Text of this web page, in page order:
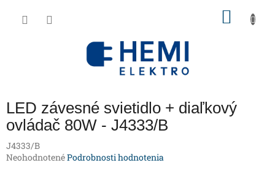
LED závesné svietidlo + diaľkový
ovládač 80W - J4333/B
J4333/B
Priemerné
NeohodnotenéPodrobnosti hodnotenia